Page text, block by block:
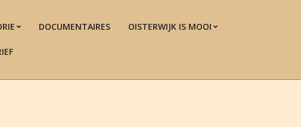
DOCUMENTAIRES OISTERWIJK IS MOOI